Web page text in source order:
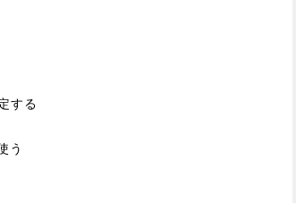
する
う